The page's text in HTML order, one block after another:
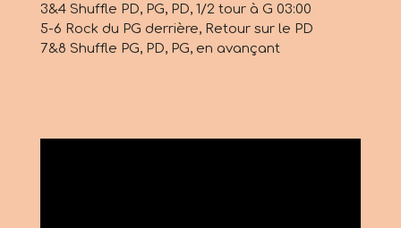
3&4 Shuffle PD, PG, PD, 1/2 tour à G 03:00
5-6 Rock du PG derrière, Retour sur le PD
7&8 Shuffle PG, PD, PG, en avançant